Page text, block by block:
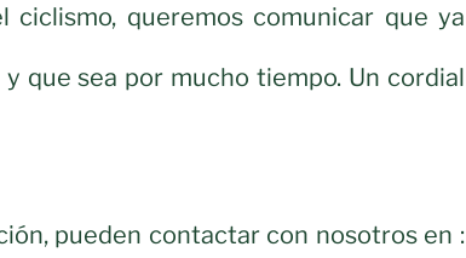
ciclismo, queremos comunicar que ya
que sea por mucho tiempo. Un cordial
pueden contactar con nosotros en :